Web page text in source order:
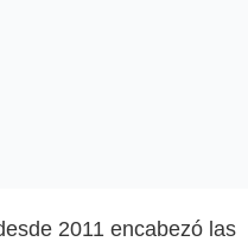
2011 encabezó las